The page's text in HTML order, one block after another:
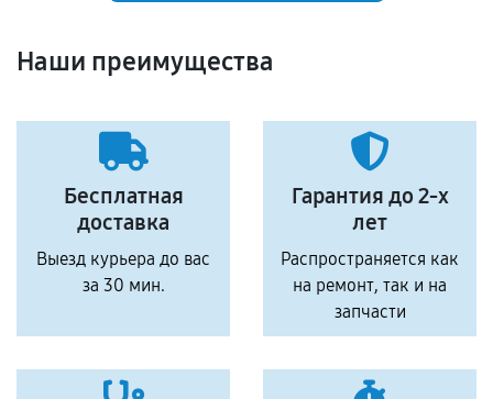
Наши преимущества
Бесплатная
доставка
Выезд курьера до вас
за 30 мин.
Гарантия до 2-х
лет
Распространяется как
на ремонт, так и на
запчасти